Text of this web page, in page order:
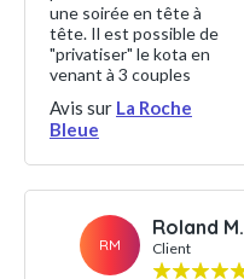
une soirée en tête à
tête. Il est possible de
"privatiser" le kota en
venant à 3 couples
Avis sur La Roche
Bleue
RM
Roland M.
Client